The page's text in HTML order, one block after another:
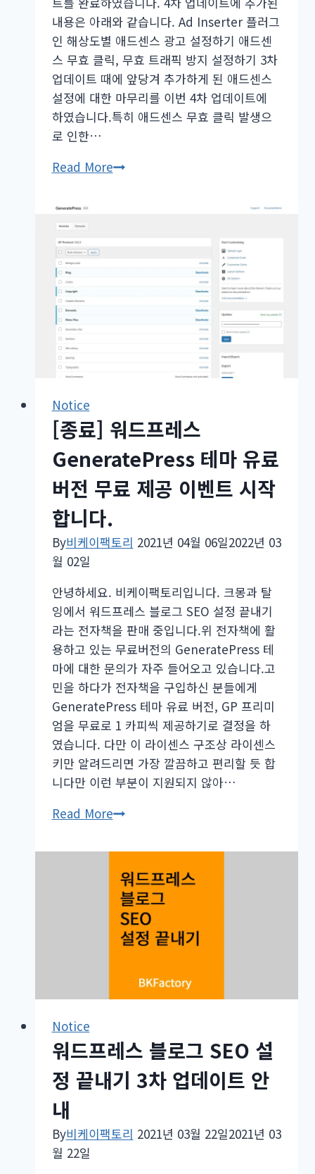
안
내
–
구
글
Instant
설
내용은 아래와 같습니다. Ad Inserter 플러그
인 해상도별 애드센스 광고 설정하기 애드센
스 무효 클릭, 무효 트래픽 방지 설정하기 3차
업데이트 때에 앞당겨 추가하게 된 애드센스
설정에 대한 마무리를 이번 4차 업데이트에
하였습니다.특히 애드센스 무효 클릭 발생으
로 인한…
Read More워
4
차
업
데
안
–
애
드
센
스
무
효
클
릭,
무
료
트
래
방
지
추
가
Notice
[종료] 워드프레스
GeneratePress 테마 유료
버전 무료 제공 이벤트 시작
합니다.
By비케이팩토리 2021년 04월 06일2022년 03
월 02일
안녕하세요. 비케이팩토리입니다. 크몽과 탈
잉에서 워드프레스 블로그 SEO 설정 끝내기
라는 전자책을 판매 중입니다.위 전자책에 활
용하고 있는 무료버전의 GeneratePress 테
마에 대한 문의가 자주 들어오고 있습니다.고
민을 하다가 전자책을 구입하신 분들에게
GeneratePress 테마 유료 버전, GP 프리미
엄을 무료로 1 카피씩 제공하기로 결정을 하
였습니다. 다만 이 라이센스 구조상 라이센스
키만 알려드리면 가장 깔끔하고 편리할 듯 합
니다만 이런 부분이 지원되지 않아…
Read More[종
워
드
프
레
스
GeneratePress
유
버
전
무
공
Notice
워드프레스 블로그 SEO 설
정 끝내기 3차 업데이트 안
내
By비케이팩토리 2021년 03월 22일2021년 03
월 22일